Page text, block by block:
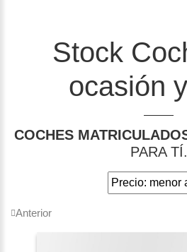
Stock
ocasión
COCHES
PARA TÍ.
Anterior